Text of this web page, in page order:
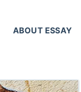
ABOUT ESSAY